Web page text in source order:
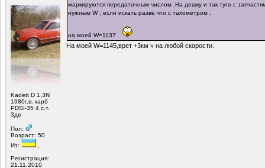
Kadett D 1,3N
1980г.в. карб
PDSI-35 4.с.т.
3дв
Пол:
Возраст: 50
Из:
Регистрация:
21.11.2010
маркируются передаточным числом .На дешку и так туго с
нужным W , если искать разве что с тахометром .
на моей W=1137
На моей W=1145,врет +3км ч на любой скорости.